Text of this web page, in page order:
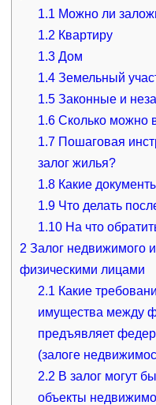
1.1 Можно ли
1.2 Квартиру
1.3 Дом
1.4 Земельный
1.5 Законные и
1.6 Сколько можно
1.7 Пошаговая
залог жилья?
1.8 Какие
1.9 Что делать
1.10 На что
2 Залог недвижимого
физическими лицами
2.1 Какие
имущества между
предъявляет
(залоге
2.2 В залог могут
объекты